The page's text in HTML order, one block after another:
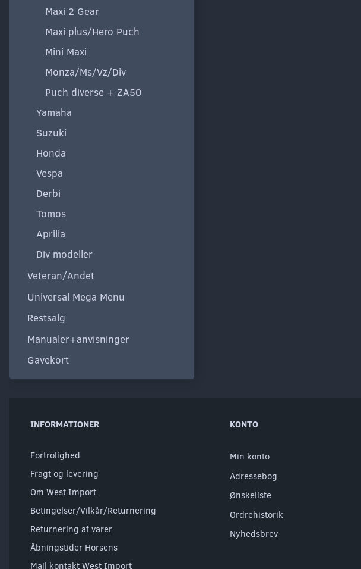
Maxi 2 Gear
Maxi plus/Hero Puch
Mini Maxi
Monza/Ms/Vz/Div
Puch diverse + ZA50
Yamaha
Suzuki
Honda
Vespa
Derbi
Tomos
Aprilia
Div modeller
Veteran/Andet
Universal Mega Menu
Restsalg
Manualer+anvisninger
Gavekort
INFORMATIONER
Fortrolighed
Fragt og levering
Om West Import
Betingelser/Vilkår/Returnering
Returnering af varer
Åbningstider Horsens
Mail kontakt West Import
KONTO
Min konto
Adressebog
Ønskeliste
Ordrehistorik
Nyhedsbrev